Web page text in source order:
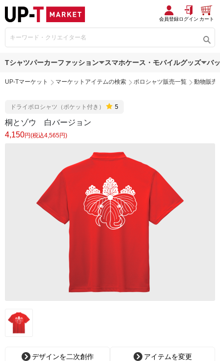
会員登録ログイン カート
Tシャツパーカーファッション スマホケース・モバイルグッズ バ
UP-Tマーケット マーケットアイテムの検索 ポロシャツ販売一覧 動物販売
ドライポロシャツ（ポケット付き） 5
桐とゾウ 白バージョン
4,150円(税込4,565円)
デザインを二次創作 アイテムを変更